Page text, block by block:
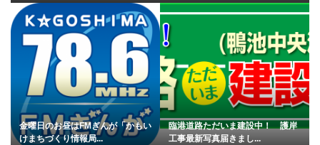
金曜日のお昼はFMぎんが「かもい
けまちづくり情報局...
臨港道路ただいま建設中！ 護岸
工事最新写真届きまし...